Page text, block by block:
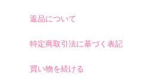
返品について
特定商取引法に基づく表記
買い物を続ける